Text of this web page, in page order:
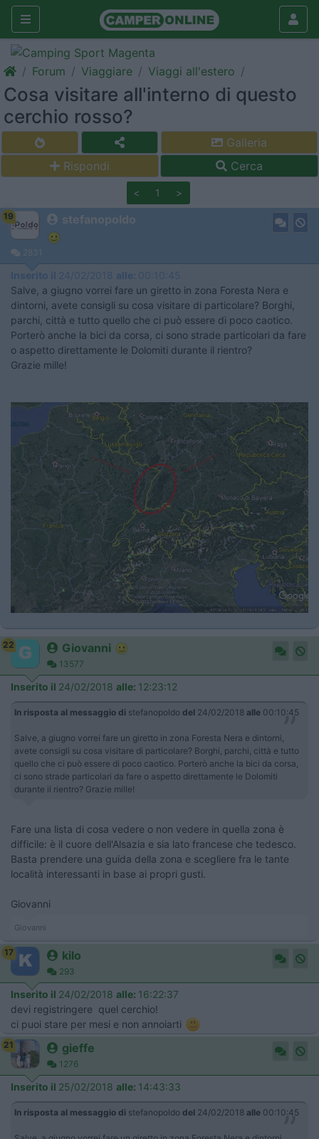
Forum Viaggiare Viaggi all'estero
Cosa visitare all'interno di questo
cerchio rosso?
Galleria
Rispondi
Cerca
< 1 >
19 stefanopoldo
2831
Inserito il 24/02/2018 alle: 00:10:45
Salve, a giugno vorrei fare un giretto in zona Foresta Nera e
dintorni, avete consigli su cosa visitare di particolare? Borghi,
parchi, città e tutto quello che ci può essere di poco caotico.
Porterò anche la bici da corsa, ci sono strade particolari da fare
o aspetto direttamente le Dolomiti durante il rientro?
Grazie mille!
22 Giovanni
13577
Inserito il 24/02/2018 alle: 12:23:12
In risposta al messaggio di stefanopoldo del 24/02/2018 alle 00:10:45
Salve, a giugno vorrei fare un giretto in zona Foresta Nera e dintorni,
avete consigli su cosa visitare di particolare? Borghi, parchi, città e tutto
quello che ci può essere di poco caotico. Porterò anche la bici da corsa,
ci sono strade particolari da fare o aspetto direttamente le Dolomiti
durante il rientro? Grazie mille!
Fare una lista di cosa vedere o non vedere in quella zona è
difficile: è il cuore dell'Alsazia e sia lato francese che tedesco.
Basta prendere una guida della zona e scegliere fra le tante
località interessanti in base ai propri gusti.
Giovanni
Giovanni
17 kilo
293
Inserito il 24/02/2018 alle: 16:22:37
devi registringere quel cerchio!
ci puoi stare per mesi e non annoiarti
21 gieffe
1276
Inserito il 25/02/2018 alle: 14:43:33
In risposta al messaggio di stefanopoldo del 24/02/2018 alle 00:10:45